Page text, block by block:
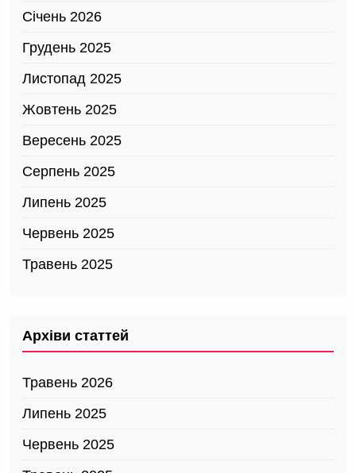
Січень 2026
Грудень 2025
Листопад 2025
Жовтень 2025
Вересень 2025
Серпень 2025
Липень 2025
Червень 2025
Травень 2025
Архіви статтей
Травень 2026
Липень 2025
Червень 2025